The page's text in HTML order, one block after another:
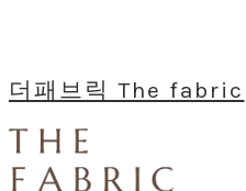
더패브릭 The fabric